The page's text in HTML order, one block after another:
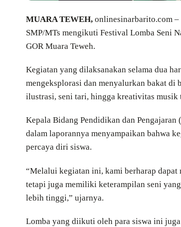
MUARA TEWEH, onlinesinarbarito.com –
SMP/MTs mengikuti Festival Lomba Seni
GOR Muara Teweh.
Kegiatan yang dilaksanakan selama dua
mengeksplorasi dan menyalurkan bakat di
ilustrasi, seni tari, hingga kreativitas
Kepala Bidang Pendidikan dan
dalam laporannya menyampaikan bahwa
percaya diri siswa.
“Melalui kegiatan ini, kami berharap
tetapi juga memiliki keterampilan seni
lebih tinggi,” ujarnya.
Lomba yang diikuti oleh para siswa ini